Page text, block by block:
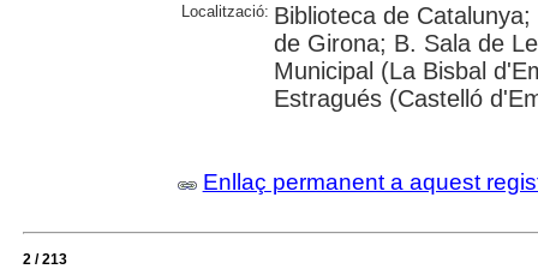
Localització: Biblioteca de
de Girona; B. Sala de
Municipal (La Bisbal
Estragués (Castelló
Enllaç permanent a aquest
2 / 213